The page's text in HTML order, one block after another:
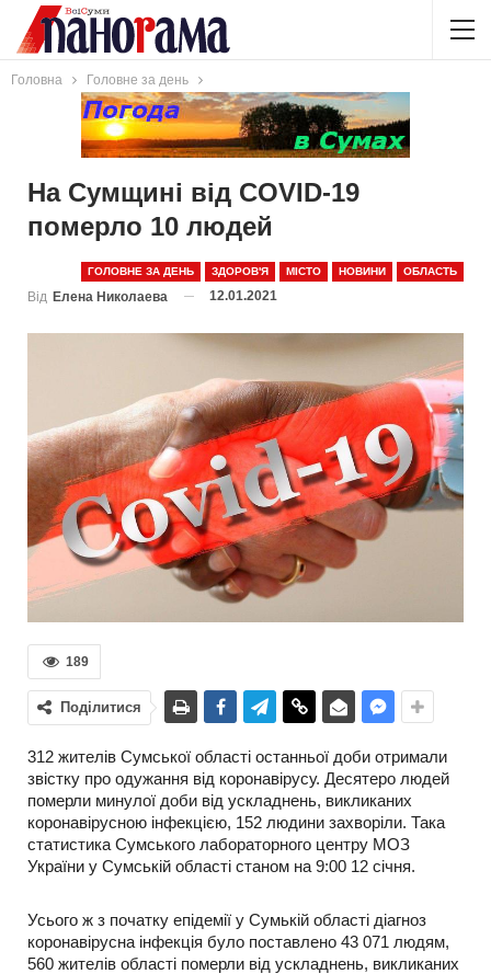
Головна Головне за день
На Сумщині від COVID-19
померло 10 людей
ГОЛОВНЕ ЗА ДЕНЬ ЗДОРОВ'Я МІСТО НОВИНИ ОБЛАСТЬ
Від Елена Николаева 12.01.2021
189
Поділитися
312 жителів Сумської області останньої доби отримали
звістку про одужання від коронавірусу. Десятеро людей
померли минулої доби від ускладнень, викликаних
коронавірусною інфекцією, 152 людини захворіли. Така
статистика Сумського лабораторного центру МОЗ
України у Сумській області станом на 9:00 12 січня.
Усього ж з початку епідемії у Сумькій області діагноз
коронавірусна інфекція було поставлено 43 071 людям,
560 жителів області померли від ускладнень, викликаних